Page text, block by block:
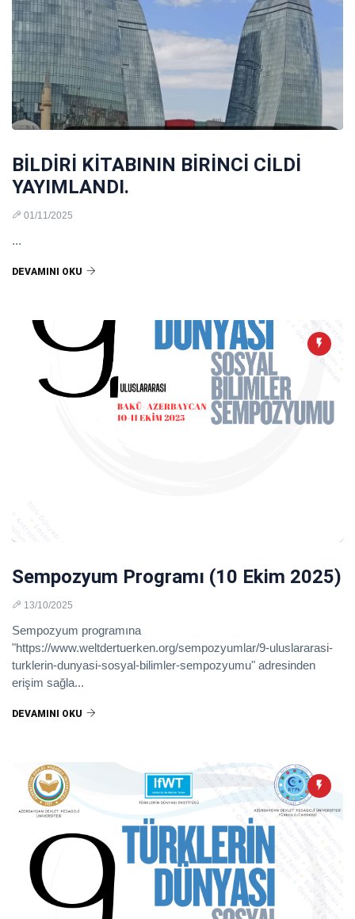
BİLDİRİ KİTABININ BİRİNCİ CİLDİ
YAYIMLANDI.
01/11/2025
...
DEVAMINI OKU
Sempozyum Programı (10 Ekim 2025)
13/10/2025
Sempozyum programına
"https://www.weltdertuerken.org/sempozyumlar/9-uluslararasi-
turklerin-dunyasi-sosyal-bilimler-sempozyumu" adresinden
erişim sağla...
DEVAMINI OKU